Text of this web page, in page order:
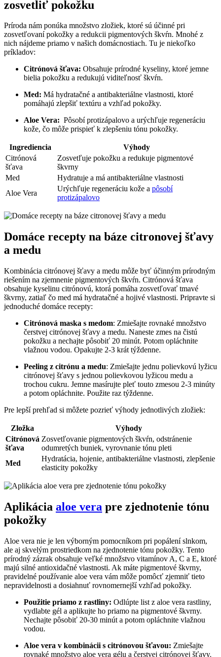
zosvetliť pokožku
Príroda​ nám ponúka množstvo‍ zložiek, ktoré sú účinné​ pri
zosvetľovaní⁣ pokožky a redukcii pigmentových škvŕn. Mnohé z
‌nich nájdeme priamo v‌ našich domácnostiach. Tu je⁣ niekoľko
príkladov:
Citrónová šťava: Obsahuje prírodné kyseliny, ktoré jemne ​
bielia pokožku a redukujú viditeľnosť škvŕn.
Med: Má hydratačné⁢ a antibakteriálne vlastnosti, ktoré
⁢pomáhajú zlepšiť ⁣textúru a vzhľad ⁣pokožky.
Aloe Vera: ⁣ Pôsobí protizápalovo a urýchľuje regeneráciu
kože, čo môže⁤ prispieť⁤ k⁤ zlepšeniu tónu pokožky.
Ingrediencia
Výhody
Citrónová
šťava
Zosvetľuje pokožku a redukuje pigmentové
škvrny
Med
Hydratuje a ⁣má antibakteriálne vlastnosti
Aloe Vera
Urýchľuje regeneráciu⁣ kože a pôsobí
protizápalovo
Domáce recepty ‍na báze citronovej šťavy
a medu
Kombinácia citrónovej šťavy a medu ⁢môže byť účinným prírodným
riešením na zjemnenie pigmentových ‍škvŕn. ⁢Citrónová​ šťava
obsahuje kyselinu citrónovú, ktorá ‍pomáha zosvetľovať tmavé
škvrny, ‌zatiaľ čo med má hydratačné a hojivé vlastnosti. Pripravte ⁣si
jednoduché domáce recepty:
Citrónová‍ maska s medom: Zmiešajte rovnaké množstvo
⁣čerstvej citrónovej ⁢šťavy a medu. Naneste zmes na čistú
pokožku⁢ a⁤ nechajte pôsobiť 20 minút. Potom⁣ opláchnite‌
vlažnou vodou. Opakujte 2-3​ krát týždenne.
Peeling‌ z citrónu a medu: Zmiešajte jednu ‌polievkovú lyžicu
⁢citrónovej šťavy​ s jednou‍ polievkovou lyžicou ‍medu ‍a
trochou cukru. Jemne masírujte pleť touto zmesou 2-3 minúty
a potom⁣ opláchnite. Použite raz týždenne.
Pre lepší prehľad⁢ si môžete pozrieť výhody jednotlivých zložiek:
Zložka
Výhody
Citrónová
‍šťava
Zosvetľovanie⁢ pigmentových škvŕn, odstránenie
odumretých buniek, vyrovnanie tónu‌ pleti
Med
Hydratácia, hojenie, antibakteriálne⁤ vlastnosti, zlepšenie
elasticity pokožky
Aplikácia aloe vera pre zjednotenie tónu
pokožky
Aloe⁤ vera nie je ‌len výborným pomocníkom⁢ pri popálení slnkom,
ale aj skvelým prostriedkom na ‌zjednotenie tónu pokožky. Tento
prírodný zázrak obsahuje veľké‍ množstvo‍ vitamínov A,⁤ C a E, ktoré
majú silné antioxidačné vlastnosti. Ak máte pigmentové škvrny,
⁣pravidelné ⁤používanie aloe vera vám môže⁣ pomôcť​ zjemniť tieto
nepravidelnosti a dosiahnuť rovnomernejší vzhľad pokožky.
Použitie priamo z rastliny: Odlúpte list‌ z aloe vera rastliny,⁤
vydlabte gél a aplikujte ho priamo na pigmentové škvrny.
Nechajte pôsobiť 20-30 ⁢minút ​a potom opláchnite vlažnou
⁣vodou.
Aloe vera v kombinácii s‍ citrónovou ⁢šťavou: Zmiešajte
‍rovnaké množstvo aloe‍ vera gélu a čerstvej citrónovej šťavy.